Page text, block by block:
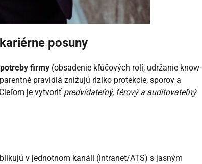
posuny
firmy (obsadenie kľúčových rolí, udržanie know-
pravidlá znižujú riziko protekcie, sporov a
je vytvoriť predvídateľný, férový a auditovateľný
v jednotnom kanáli (intranet/ATS) s jasným